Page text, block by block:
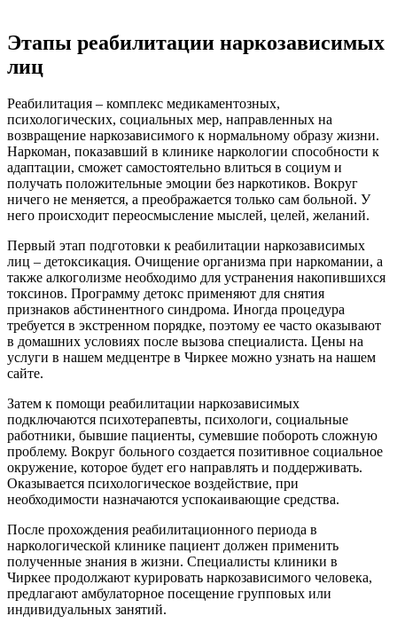
Этапы реабилитации наркозависимых
лиц
Реабилитация – комплекс медикаментозных,
психологических, социальных мер, направленных на
возвращение наркозависимого к нормальному образу жизни.
Наркоман, показавший в клинике наркологии способности к
адаптации, сможет самостоятельно влиться в социум и
получать положительные эмоции без наркотиков. Вокруг
ничего не меняется, а преображается только сам больной. У
него происходит переосмысление мыслей, целей, желаний.
Первый этап подготовки к реабилитации наркозависимых
лиц – детоксикация. Очищение организма при наркомании, а
также алкоголизме необходимо для устранения накопившихся
токсинов. Программу детокс применяют для снятия
признаков абстинентного синдрома. Иногда процедура
требуется в экстренном порядке, поэтому ее часто оказывают
в домашних условиях после вызова специалиста. Цены на
услуги в нашем медцентре в Чиркее можно узнать на нашем
сайте.
Затем к помощи реабилитации наркозависимых
подключаются психотерапевты, психологи, социальные
работники, бывшие пациенты, сумевшие побороть сложную
проблему. Вокруг больного создается позитивное социальное
окружение, которое будет его направлять и поддерживать.
Оказывается психологическое воздействие, при
необходимости назначаются успокаивающие средства.
После прохождения реабилитационного периода в
наркологической клинике пациент должен применить
полученные знания в жизни. Специалисты клиники в
Чиркее продолжают курировать наркозависимого человека,
предлагают амбулаторное посещение групповых или
индивидуальных занятий.